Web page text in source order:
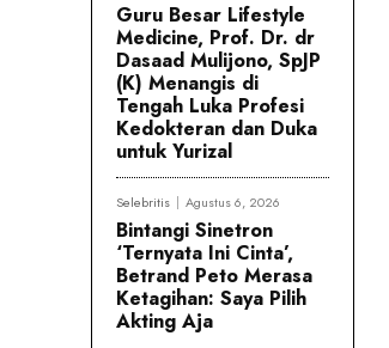
Guru Besar Lifestyle
Medicine, Prof. Dr. dr
Dasaad Mulijono, SpJP
(K) Menangis di
Tengah Luka Profesi
Kedokteran dan Duka
untuk Yurizal
Selebritis Agustus 6, 2026
Bintangi Sinetron
‘Ternyata Ini Cinta’,
Betrand Peto Merasa
Ketagihan: Saya Pilih
Akting Aja